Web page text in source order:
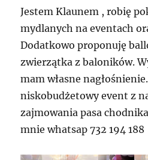
Jestem Klaunem , robię
mydlanych na eventach
Dodatkowo proponuję
zwierzątka z baloników.
mam własne
niskobudżetowy event z
zajmowania pasa
mnie whatsap 732 194 188